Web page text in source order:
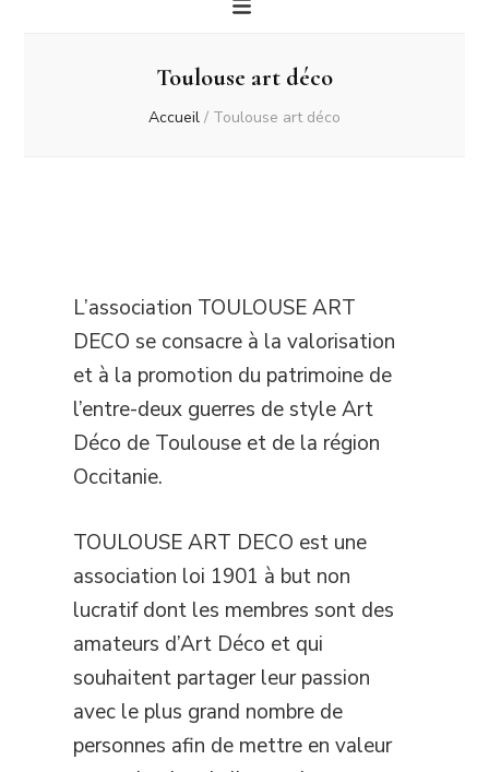
Toulouse art déco
Accueil / Toulouse art déco
L’association TOULOUSE ART
DECO se consacre à la valorisation
et à la promotion du patrimoine de
l’entre-deux guerres de style Art
Déco de Toulouse et de la région
Occitanie.
TOULOUSE ART DECO est une
association loi 1901 à but non
lucratif dont les membres sont des
amateurs d’Art Déco et qui
souhaitent partager leur passion
avec le plus grand nombre de
personnes afin de mettre en valeur